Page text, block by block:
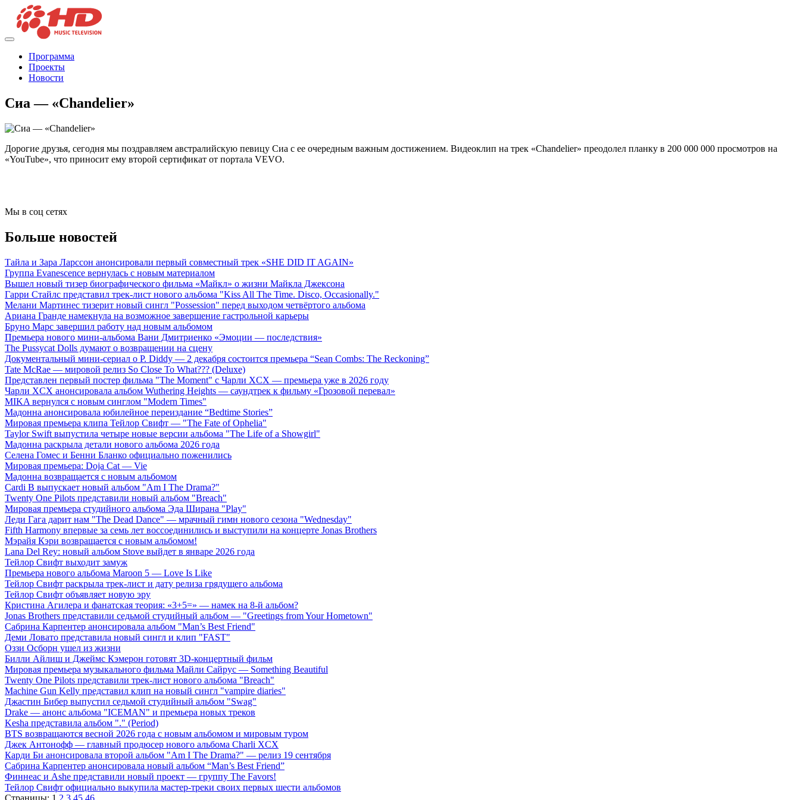
Программа
Проекты
Новости
Сиа — «Chandelier»
Дорогие друзья, сегодня мы поздравляем австралийскую певицу Сиа с ее очередным важным достижением. Видеоклип на трек «Chandelier» преодолел планку в 200 000 000 просмотров на
«YouTube», что приносит ему второй сертификат от портала VEVO.
Мы в соц сетях
Больше новостей
Тайла и Зара Ларссон анонсировали первый совместный трек «SHE DID IT AGAIN»
Группа Evanescence вернулась с новым материалом
Вышел новый тизер биографического фильма «Майкл» о жизни Майкла Джексона
Гарри Стайлс представил трек-лист нового альбома "Kiss All The Time. Disco, Occasionally."
Мелани Мартинес тизерит новый сингл "Possession" перед выходом четвёртого альбома
Ариана Гранде намекнула на возможное завершение гастрольной карьеры
Бруно Марс завершил работу над новым альбомом
Премьера нового мини-альбома Вани Дмитриенко «Эмоции — последствия»
The Pussycat Dolls думают о возвращении на сцену
Документальный мини-сериал о P. Diddy — 2 декабря состоится премьера “Sean Combs: The Reckoning”
Tate McRae — мировой релиз So Close To What??? (Deluxe)
Представлен первый постер фильма "The Moment" с Чарли XCX — премьера уже в 2026 году
Чарли XCX анонсировала альбом Wuthering Heights — саундтрек к фильму «Грозовой перевал»
MIKA вернулся с новым синглом "Modern Times"
Мадонна анонсировала юбилейное переиздание “Bedtime Stories”
Мировая премьера клипа Тейлор Свифт — "The Fate of Ophelia"
Taylor Swift выпустила четыре новые версии альбома "The Life of a Showgirl"
Мадонна раскрыла детали нового альбома 2026 года
Селена Гомес и Бенни Бланко официально поженились
Мировая премьера: Doja Cat — Vie
Мадонна возвращается с новым альбомом
Cardi B выпускает новый альбом "Am I The Drama?"
Twenty One Pilots представили новый альбом "Breach"
Мировая премьера студийного альбома Эда Ширана "Play"
Леди Гага дарит нам "The Dead Dance" — мрачный гимн нового сезона "Wednesday"
Fifth Harmony впервые за семь лет воссоединились и выступили на концерте Jonas Brothers
Мэрайя Кэри возвращается с новым альбомом!
Lana Del Rey: новый альбом Stove выйдет в январе 2026 года
Тейлор Свифт выходит замуж
Премьера нового альбома Maroon 5 — Love Is Like
Тейлор Свифт раскрыла трек-лист и дату релиза грядущего альбома
Тейлор Свифт объявляет новую эру
Кристина Агилера и фанатская теория: «3+5=» — намек на 8-й альбом?
Jonas Brothers представили седьмой студийный альбом — "Greetings from Your Hometown"
Сабрина Карпентер анонсировала альбом "Man’s Best Friend"
Деми Ловато представила новый сингл и клип "FAST"
Оззи Осборн ушел из жизни
Билли Айлиш и Джеймс Кэмерон готовят 3D-концертный фильм
Мировая премьера музыкального фильма Майли Сайрус — Something Beautiful
Twenty One Pilots представили трек-лист нового альбома "Breach"
Machine Gun Kelly представил клип на новый сингл "vampire diaries"
Джастин Бибер выпустил седьмой студийный альбом "Swag"
Drake — анонс альбома "ICEMAN" и премьера новых треков
Kesha представила альбом "." (Period)
BTS возвращаются весной 2026 года с новым альбомом и мировым туром
Джек Антонофф — главный продюсер нового альбома Charli XCX
Карди Би анонсировала второй альбом "Am I The Drama?" — релиз 19 сентября
Сабрина Карпентер анонсировала новый альбом “Man’s Best Friend”
Финнеас и Ashe представили новый проект — группу The Favors!
Тейлор Свифт официально выкупила мастер-треки своих первых шести альбомов
Страницы: 1 2 3 45 46